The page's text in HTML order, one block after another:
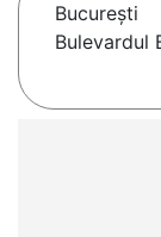
Bucureşti
Bulevardul